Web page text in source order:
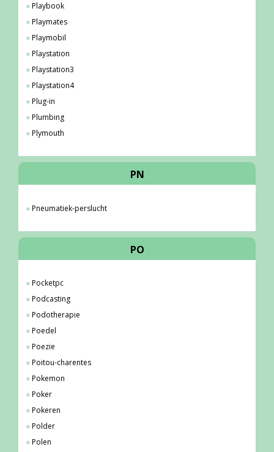
Playbook
Playmates
Playmobil
Playstation
Playstation3
Playstation4
Plug-in
Plumbing
Plymouth
PN
Pneumatiek-perslucht
PO
Pocketpc
Podcasting
Podotherapie
Poedel
Poezie
Poitou-charentes
Pokemon
Poker
Pokeren
Polder
Polen